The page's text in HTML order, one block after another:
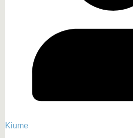
Kiume